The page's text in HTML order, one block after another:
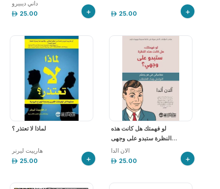
25.00
+ 25.00 +
لماذا لا تعتذر ؟
هارييت ليرنر
25.00
+
لو فهمتك هل كانت هذه
النظرة ستبدو على وجهى...
الان الدا
25.00
+